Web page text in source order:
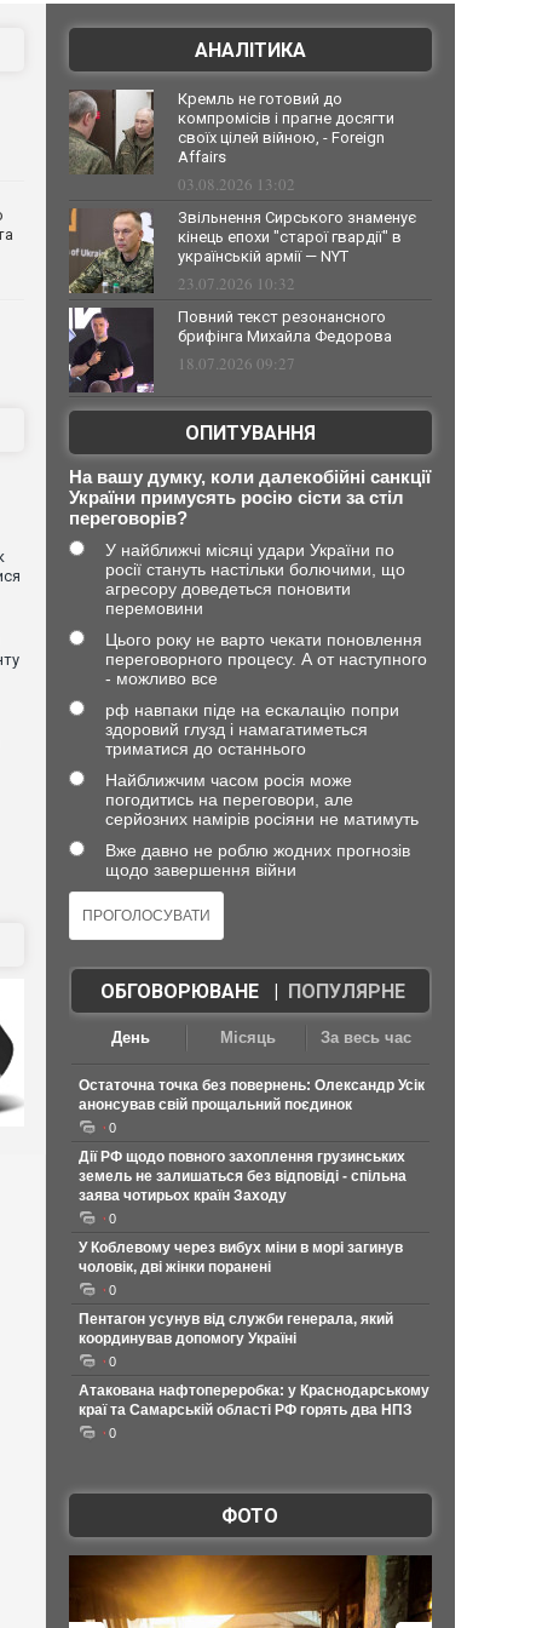
АНАЛІТИКА
Кремль не готовий до
компромісів і прагне досягти
своїх цілей війною, - Foreign
Affairs
03.08.2026 13:02
Звільнення Сирського знаменує
кінець епохи "старої гвардії" в
українській армії — NYT
23.07.2026 10:32
Повний текст резонансного
брифінга Михайла Федорова
18.07.2026 09:27
ОПИТУВАННЯ
На вашу думку, коли далекобійні санкції
України примусять росію сісти за стіл
переговорів?
У найближчі місяці удари України по
росії стануть настільки болючими, що
агресору доведеться поновити
перемовини
Цього року не варто чекати поновлення
переговорного процесу. А от наступного
- можливо все
рф навпаки піде на ескалацію попри
здоровий глузд і намагатиметься
триматися до останнього
Найближчим часом росія може
погодитись на переговори, але
серйозних намірів росіяни не матимуть
Вже давно не роблю жодних прогнозів
щодо завершення війни
ОБГОВОРЮВАНЕ| ПОПУЛЯРНЕ
День Місяць За весь час
Остаточна точка без повернень: Олександр Усік
анонсував свій прощальний поєдинок
0
Дії РФ щодо повного захоплення грузинських
земель не залишаться без відповіді - спільна
заява чотирьох країн Заходу
0
У Коблевому через вибух міни в морі загинув
чоловік, дві жінки поранені
0
Пентагон усунув від служби генерала, який
координував допомогу Україні
0
Атакована нафтопереробка: у Краснодарському
краї та Самарській області РФ горять два НПЗ
0
ФОТО